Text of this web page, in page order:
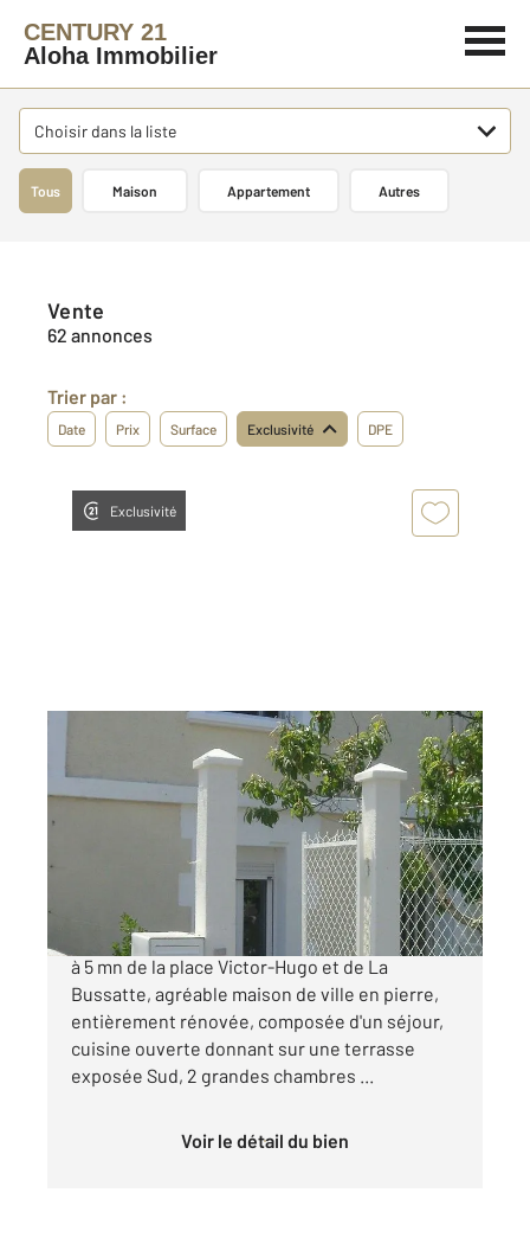
CENTURY 21
Aloha Immobilier
Choisir dans la liste
Tous Maison Appartement Autres
Vente
62 annonces
Trier par :
Date Prix Surface Exclusivité DPE
Exclusivité
, 3 pièces
Ref : 8179
Maison à vendre
140 400 €
C en EXCLUSIVITE : SOYAUX Quartier Cigogne,
à 5 mn de la place Victor-Hugo et de La
Bussatte, agréable maison de ville en pierre,
entièrement rénovée, composée d'un séjour,
cuisine ouverte donnant sur une terrasse
exposée Sud, 2 grandes chambres ...
Voir le détail du bien